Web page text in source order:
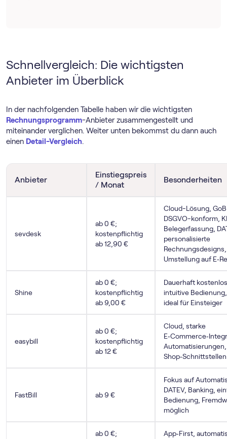
Schnellvergleich: Die wichtigsten
Anbieter im Überblick
In der nachfolgenden Tabelle haben wir die wichtigsten
Rechnungs­programm-Anbieter zusammengestellt und
miteinander verglichen. Weiter unten bekommst du dann auch
einen Detail-Vergleich.
Anbieter
Einstiegspreis
/ Monat
Besonderheiten
sevdesk
ab 0 €;
kostenpflichtig
ab 12,90 €
Cloud-Lösung,
DSGVO-konform,
Belegerfassung,
personalisierte
Umstellung auf
Shine
ab 0 €;
kostenpflichtig
ab 9,00 €
Dauerhaft
intuitive
ideal für Einsteiger
easybill
ab 0 €;
kostenpflichtig
ab 12 €
Cloud, starke
Shop‑Schnittstellen
FastBill ab 9 €
Fokus auf
DATEV, Banking,
Bedienung,
möglich
ab 0 €;
App‑First,